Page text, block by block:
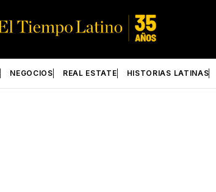
NEGOCIOS REAL ESTATE HISTORIAS LATINAS